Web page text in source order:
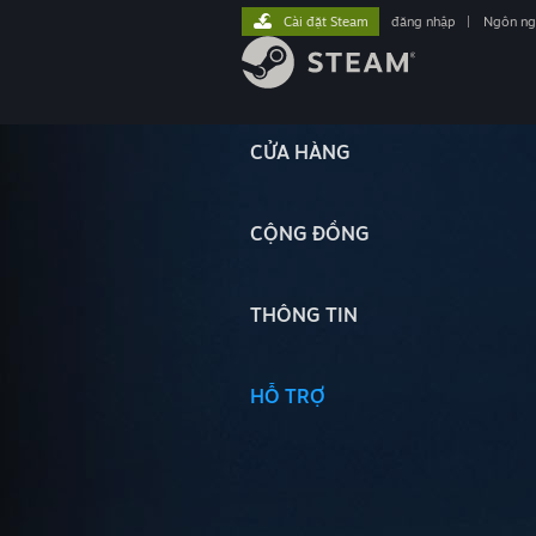
CỬA HÀNG
CỘNG ĐỒNG
THÔNG TIN
HỖ TRỢ
Cài đặt Steam đăng nhập Ngôn